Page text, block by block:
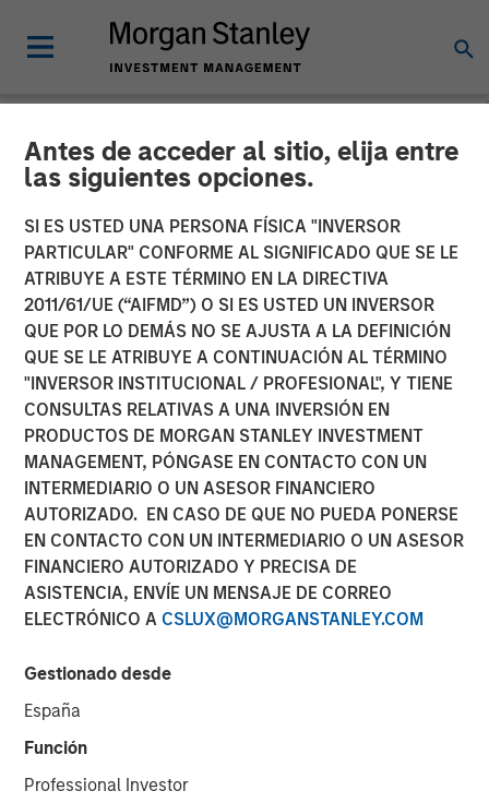
Antes de acceder al sitio, elija entre
las siguientes opciones.
SI ES USTED UNA PERSONA FÍSICA "INVERSOR
PARTICULAR" CONFORME AL SIGNIFICADO QUE SE LE
ATRIBUYE A ESTE TÉRMINO EN LA DIRECTIVA
2011/61/UE (“AIFMD”) O SI ES USTED UN INVERSOR
QUE POR LO DEMÁS NO SE AJUSTA A LA DEFINICIÓN
QUE SE LE ATRIBUYE A CONTINUACIÓN AL TÉRMINO
"INVERSOR INSTITUCIONAL / PROFESIONAL", Y TIENE
CONSULTAS RELATIVAS A UNA INVERSIÓN EN
PRODUCTOS DE MORGAN STANLEY INVESTMENT
MANAGEMENT, PÓNGASE EN CONTACTO CON UN
INTERMEDIARIO O UN ASESOR FINANCIERO
AUTORIZADO. EN CASO DE QUE NO PUEDA PONERSE
EN CONTACTO CON UN INTERMEDIARIO O UN ASESOR
FINANCIERO AUTORIZADO Y PRECISA DE
ASISTENCIA, ENVÍE UN MENSAJE DE CORREO
ELECTRÓNICO A CSLUX@MORGANSTANLEY.COM
Gestionado desde
España
Función
Professional Investor
NEWSROOM
HR Outsourcing Provider
CoAdvantage to be
Acquired by Aquiline
Capital Partners from
Morgan Stanley Capital
Partners
24 JULIO 2019
CoAdvantage, one of the nation’s top privately held
professional employer organizations (PEO) and a leading
national provider of strategic human resource (HR)
today a definitive agreement to be acquired by Aquiline